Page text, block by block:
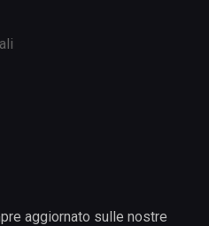
aggiornato sulle nostre